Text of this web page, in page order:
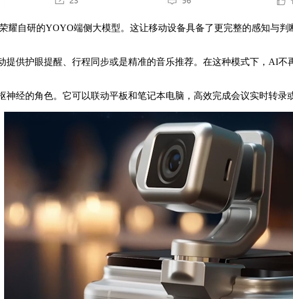
自研的YOYO端侧大模型。这让移动设备具备了更完整的感知与判
护眼提醒、行程同步或是精准的音乐推荐。在这种模式下，AI不
的角色。它可以联动平板和笔记本电脑，高效完成会议实时转录